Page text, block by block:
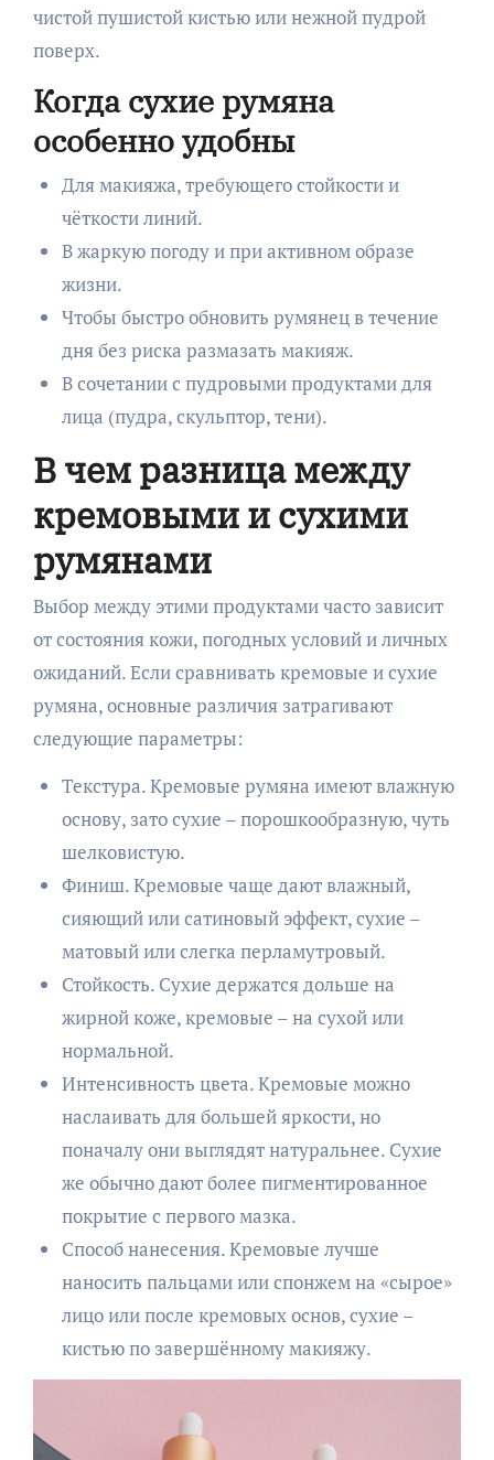
чистой пушистой кистью или нежной пудрой
поверх.
Когда сухие румяна
особенно удобны
Для макияжа, требующего стойкости и
чёткости линий.
В жаркую погоду и при активном образе
жизни.
Чтобы быстро обновить румянец в течение
дня без риска размазать макияж.
В сочетании с пудровыми продуктами для
лица (пудра, скульптор, тени).
В чем разница между
кремовыми и сухими
румянами
Выбор между этими продуктами часто зависит
от состояния кожи, погодных условий и личных
ожиданий. Если сравнивать кремовые и сухие
румяна, основные различия затрагивают
следующие параметры:
Текстура. Кремовые румяна имеют влажную
основу, зато сухие – порошкообразную, чуть
шелковистую.
Финиш. Кремовые чаще дают влажный,
сияющий или сатиновый эффект, сухие –
матовый или слегка перламутровый.
Стойкость. Сухие держатся дольше на
жирной коже, кремовые – на сухой или
нормальной.
Интенсивность цвета. Кремовые можно
наслаивать для большей яркости, но
поначалу они выглядят натуральнее. Сухие
же обычно дают более пигментированное
покрытие с первого мазка.
Способ нанесения. Кремовые лучше
наносить пальцами или спонжем на «сырое»
лицо или после кремовых основ, сухие –
кистью по завершённому макияжу.